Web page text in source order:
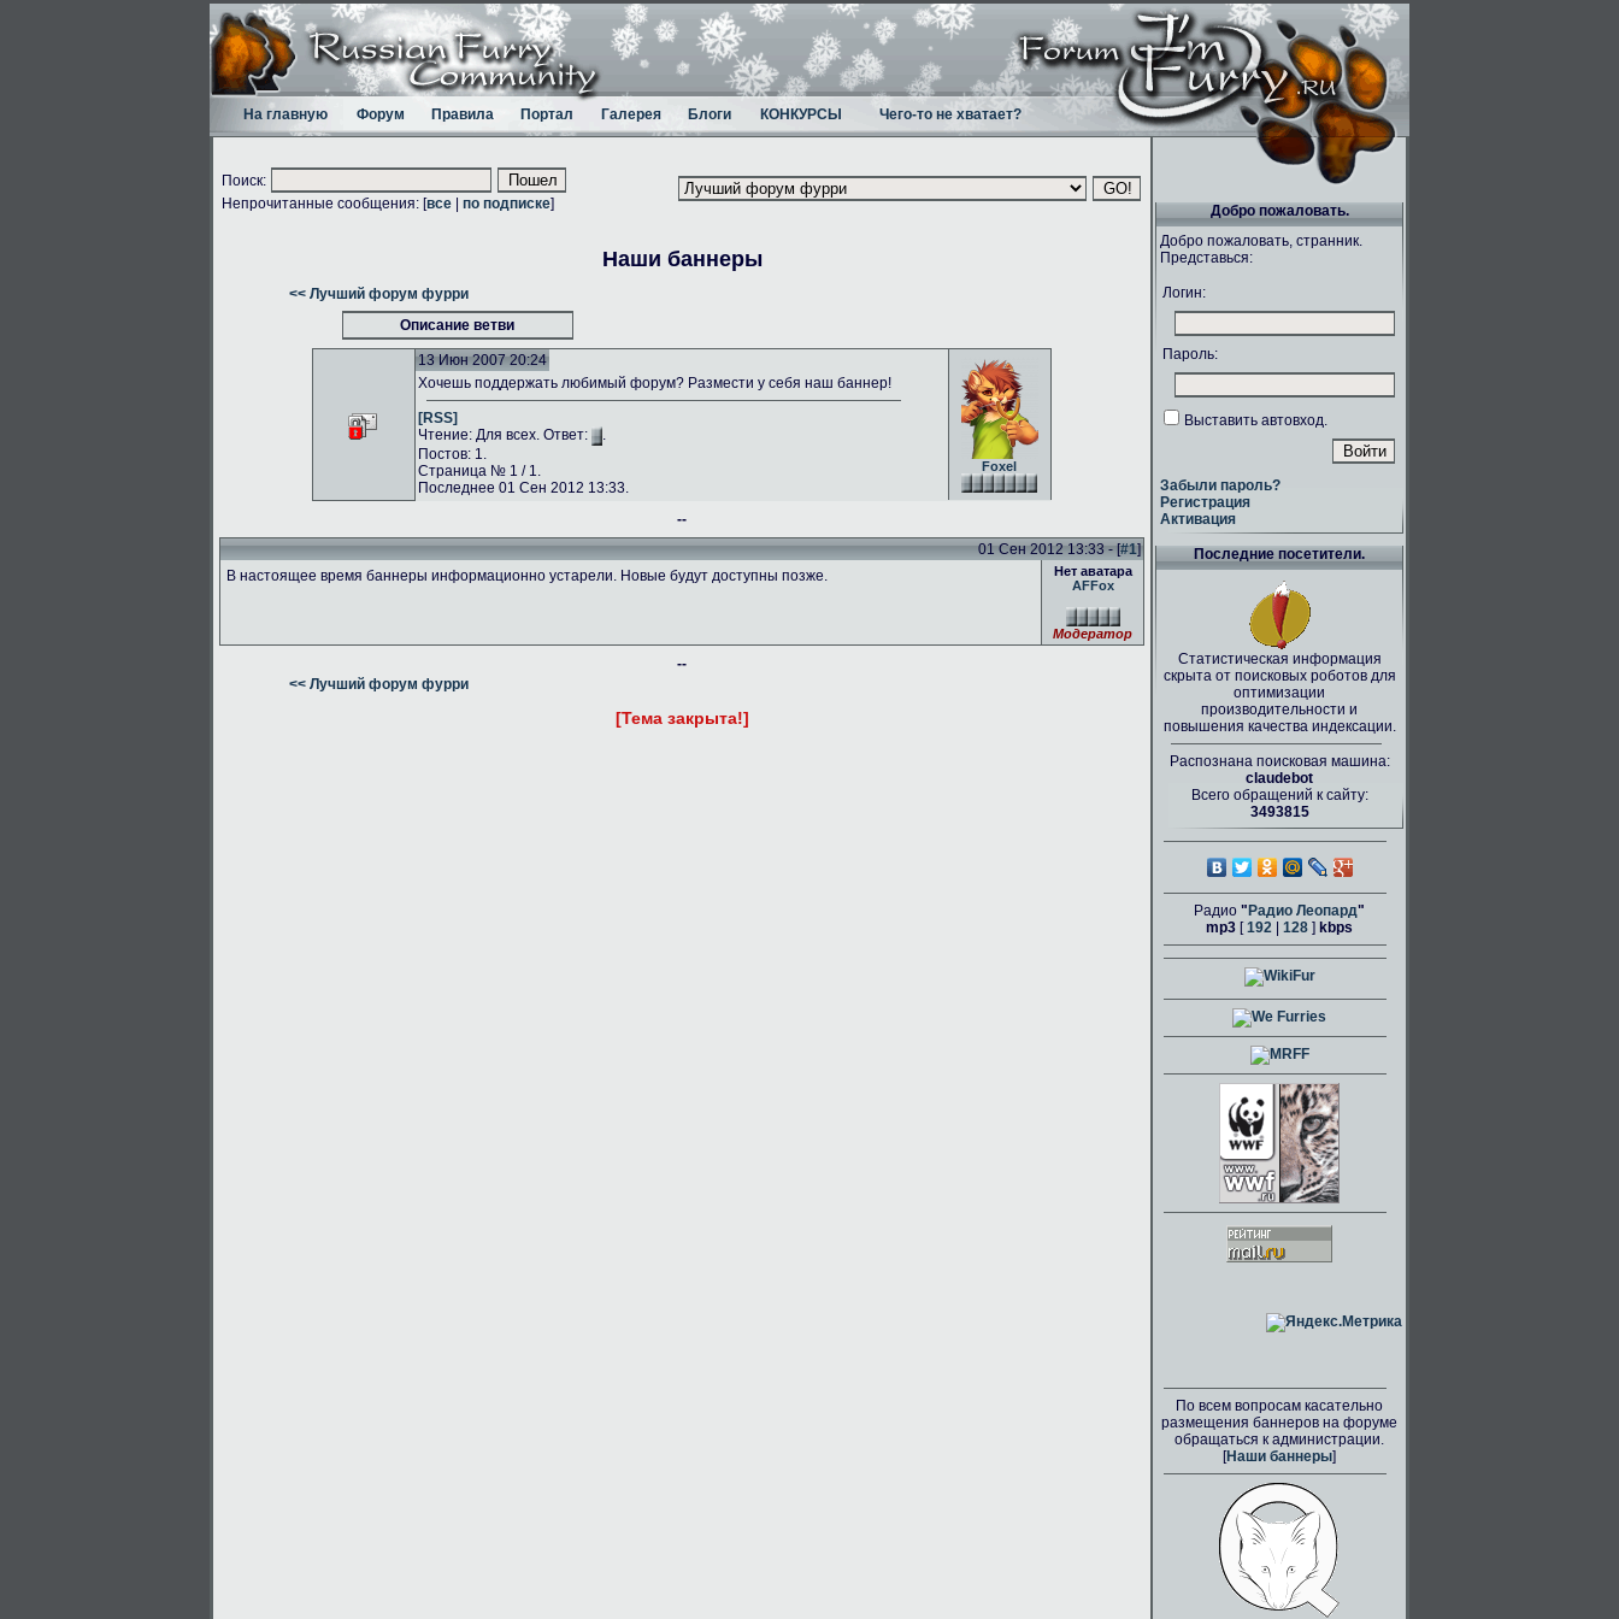
На главную Форум Правила Портал Галерея Блоги КОНКУРСЫ Чего-то не хватает?
Поиск:
Непрочитанные сообщения: [все по подписке]
Наши баннеры
<< Лучший форум фурри
Описание ветви
13 Июн 2007 20:24
Foxel
Хочешь поддержать любимый форум? Размести у себя наш баннер!
[RSS]
Чтение: Для всех. Ответ:
.
Постов: 1.
Страница № 1 / 1.
Последнее 01 Сен 2012 13:33.
--
01 Сен 2012 13:33 - [#1]
В настоящее время баннеры информационно устарели. Новые будут доступны позже.
Нет аватара
AFFox
Модератор
--
<< Лучший форум фурри
[Тема закрыта!]
Добро пожаловать.
Добро пожаловать, странник.
Представься:
Логин:
Пароль:
Выставить автовход.
Забыли пароль?
Регистрация
Активация
Последние посетители.
Статистическая информация
скрыта от поисковых роботов для
оптимизации
производительности и
повышения качества индексации.
Распознана поисковая машина:
claudebot
Всего обращений к сайту:
3493815
Радио " Радио Леопард"
mp3 [192 128 ] kbps
По всем вопросам касательно
размещения баннеров на форуме
обращаться к администрации.
[Наши баннеры]